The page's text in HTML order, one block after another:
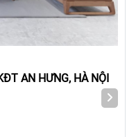
AN HƯNG, HÀ NỘI